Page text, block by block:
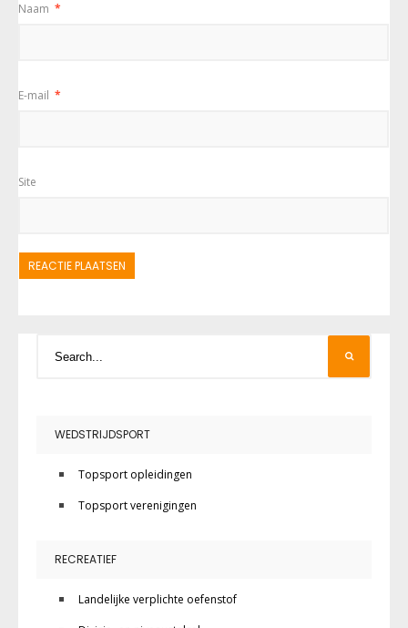
Naam *
E-mail *
Site
WEDSTRIJDSPORT
Topsport opleidingen
Topsport verenigingen
RECREATIEF
Landelijke verplichte oefenstof